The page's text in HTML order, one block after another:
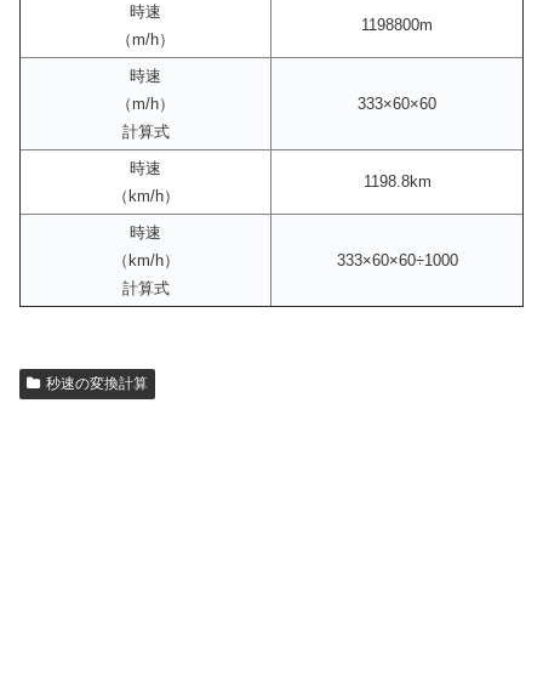
時速
（m/h）
1198800m
時速
（m/h）
計算式
333×60×60
時速
（km/h）
1198.8km
時速
（km/h）
計算式
333×60×60÷1000
秒速の変換計算